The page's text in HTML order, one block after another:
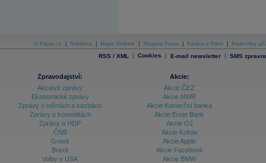
O Patria.cz Reklama Mapa Stránek Skupina Patria Kariéra v Patrii Podmínky
RSS / XML | Cookies | E-mail newsletter | SMS
Zpravodajství:
Akciové zprávy
Ekonomické zprávy
Zprávy o měnách a sazbách
Zprávy o komoditách
Zprávy o HDP
ČNB
Grexit
Brexit
Volby v USA
Akcie:
Akcie ČEZ
Akcie NWR
Akcie Komerční banka
Akcie Erste Bank
Akcie O2
Akcie Kofola
Akcie Apple
Akcie Facebook
Akcie BMW